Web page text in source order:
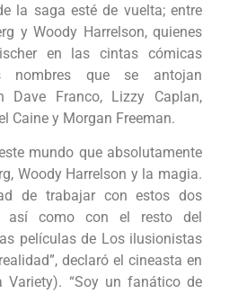
la saga esté de vuelta; entre
y Woody Harrelson, quienes
en las cintas cómicas
nombres que se antojan
Dave Franco, Lizzy Caplan,
Caine y Morgan Freeman.
mundo que absolutamente
Woody Harrelson y la magia.
de trabajar con estos dos
así como con el resto del
películas de Los ilusionistas
declaró el cineasta en
Variety). “Soy un fanático de